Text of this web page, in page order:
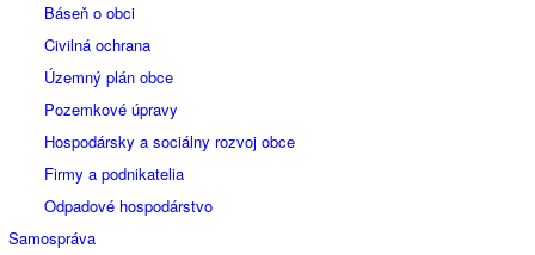
Báseň o obci
Civilná ochrana
Územný plán obce
Pozemkové úpravy
Hospodársky a sociálny rozvoj obce
Firmy a podnikatelia
Odpadové hospodárstvo
Samospráva